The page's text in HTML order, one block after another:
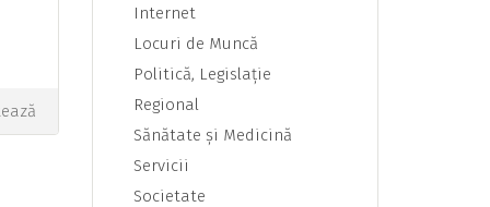
Internet
Locuri de Muncă
Politică, Legislaţie
Regional
Sănătate şi Medicină
Servicii
Societate